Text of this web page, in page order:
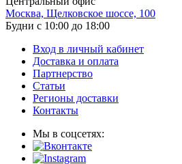
Москва, Щелковское шоссе, 100
Будни с 10:00 до 18:00
Вход в личный кабинет
Доставка и оплата
Партнерство
Статьи
Регионы доставки
Контакты
Мы в соцсетях: